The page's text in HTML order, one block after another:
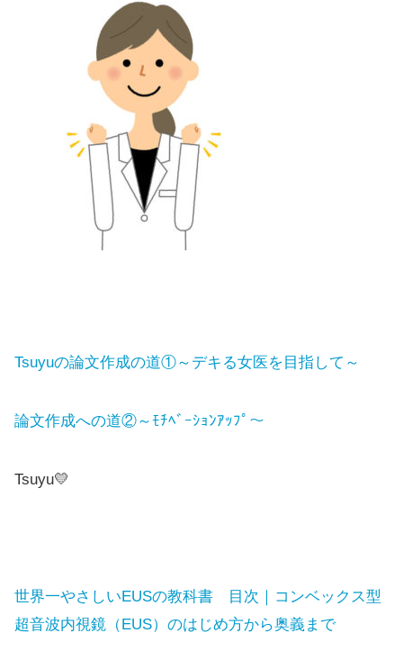
Tsuyuの論文作成の道①～デキる女医を目指して～
論文作成への道②～ﾓﾁﾍﾞｰｼｮﾝｱｯﾌﾟ～
Tsuyu💛
世界一やさしいEUSの教科書 目次｜コンベックス型
超音波内視鏡（EUS）のはじめ方から奥義まで